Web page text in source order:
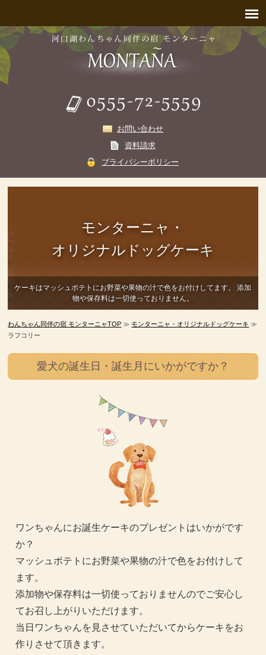
お問い合わせ
資料請求
プライバシーポリシー
モンターニャ・
オリジナルドッグケーキ
ケーキはマッシュポテトにお野菜や果物の汁で色をお付けしてます。
添加
物や保存料は一切使っておりません。
わんちゃん同伴の宿 モンターニャTOP ≫モンターニャ・オリジナルドッグケーキ ≫
ラフコリー
愛犬の誕生日・誕生月にいかがですか？
ワンちゃんにお誕生ケーキのプレゼントはいかがです
か？
マッシュポテトにお野菜や果物の汁で色をお付けして
ます。
添加物や保存料は一切使っておりませんのでご安心し
てお召し上がりいただけます。
当日ワンちゃんを見させていただいてからケーキをお
作りさせて頂きます。